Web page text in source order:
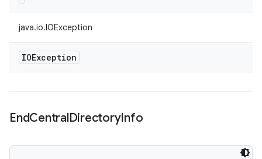
java.io.IOException
IOException
EndCentralDirectoryInfo